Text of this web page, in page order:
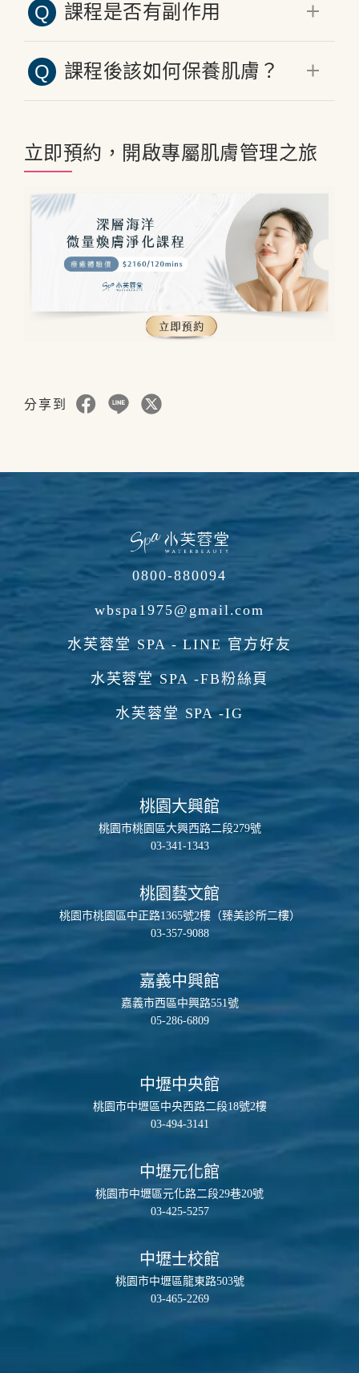
以達到最佳效果。具體頻率應根據個
Q 課程是否有副作用
若對海洋萃取物成分過敏，建議事先
Q 課程後該如何保養肌膚？
有海藻或深海礦物成分的保養品，幫
助維持護理後的透亮穩定膚況。
立即預約，開啟專屬肌膚管理之旅
分享到
0800-880094
wbspa1975@gmail.com
水芙蓉堂 SPA - LINE 官方好友
水芙蓉堂 SPA -FB粉絲頁
水芙蓉堂 SPA -IG
桃園大興館
桃園市桃園區大興西路二段279號
03-341-1343
桃園藝文館
桃園市桃園區中正路1365號2樓（臻美診所二樓）
03-357-9088
嘉義中興館
嘉義市西區中興路551號
05-286-6809
中壢中央館
桃園市中壢區中央西路二段18號2樓
03-494-3141
中壢元化館
桃園市中壢區元化路二段29巷20號
03-425-5257
中壢士校館
桃園市中壢區龍東路503號
03-465-2269